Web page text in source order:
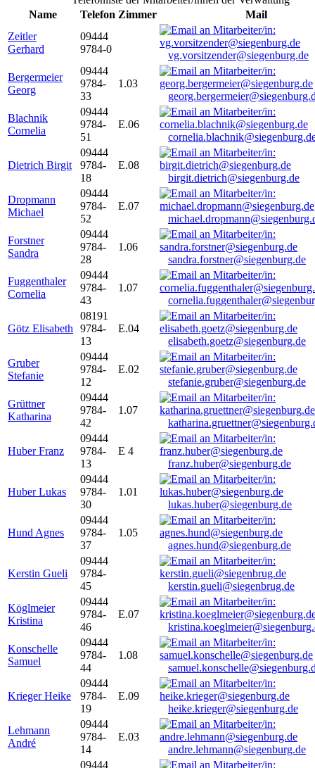
Name
Telefon Zimmer
Mail
Zeitler
Gerhard
09444
9784-0
vg.vorsitzender@siegenburg.de
Bergermeier
Georg
09444
9784-
33
1.03
Blachnik
Cornelia
09444
9784-
51
E.06
Dietrich Birgit
09444
9784-
18
E.08
birgit.dietrich@siegenburg.de
Dropmann
Michael
09444
9784-
52
E.07
Forstner
Sandra
09444
9784-
28
1.06
sandra.forstner@siegenburg.de
Fuggenthaler
Cornelia
09444
9784-
43
1.07
Götz Elisabeth
08191
9784-
13
E.04
elisabeth.goetz@siegenburg.de
Gruber
Stefanie
09444
9784-
12
E.02
stefanie.gruber@siegenburg.de
Grüttner
Katharina
09444
9784-
42
1.07
Huber Franz
09444
9784-
13
E 4
franz.huber@siegenburg.de
Huber Lukas
09444
9784-
30
1.01
lukas.huber@siegenburg.de
Hund Agnes
09444
9784-
37
1.05
agnes.hund@siegenburg.de
Kerstin Gueli
09444
9784-
45
kerstin.gueli@siegenbrug.de
Köglmeier
Kristina
09444
9784-
46
E.07
Konschelle
Samuel
09444
9784-
44
1.08
Krieger Heike
09444
9784-
19
E.09
heike.krieger@siegenburg.de
Lehmann
André
09444
9784-
14
E.03
andre.lehmann@siegenburg.de
09444